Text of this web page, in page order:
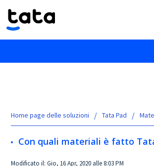
Home page delle soluzioni Tata Pad
Con quali materiali è fatto
Modificato il: Gio, 16 Apr, 2020 alle 8:03 PM